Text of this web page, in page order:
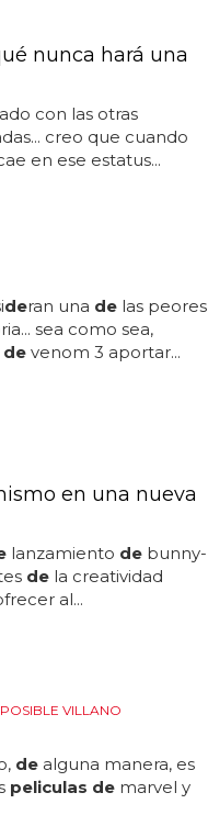
nunca hará una
con las otras
creo que cuando
en ese estatus...
deran una delas peores
sea como sea,
devenom 3 aportar...
en una nueva
lanzamiento debunny-
dela creatividad
al...
VILLANO
dealguna manera, es
peliculas demarvel y